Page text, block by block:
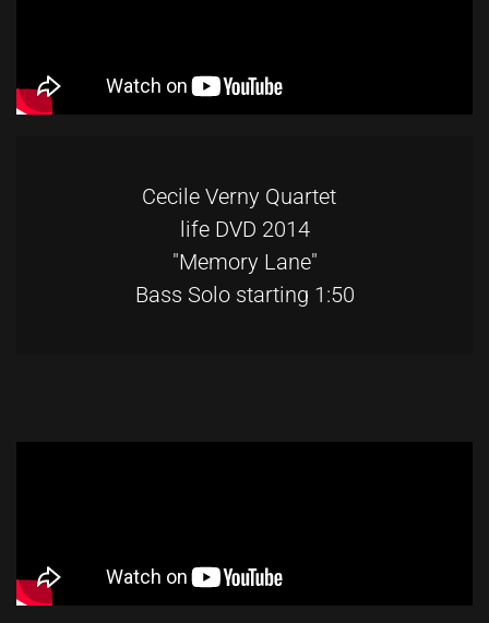
Cecile Verny Quartet
life DVD 2014
"Memory Lane"
Bass Solo starting 1:50